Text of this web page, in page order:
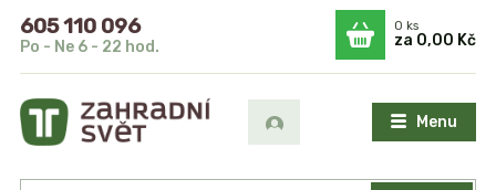
Menu
605 110 096
Po - Ne 6 - 22 hod.
0ks
za 0,00 Kč